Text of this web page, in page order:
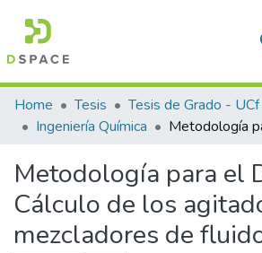
Communities & Collections
All of DSpace
Statistics
Home Tesis
Tesis de Grado - UCf
Ingeniería Química
Metodología para el
Cálculo de los
mezcladores de